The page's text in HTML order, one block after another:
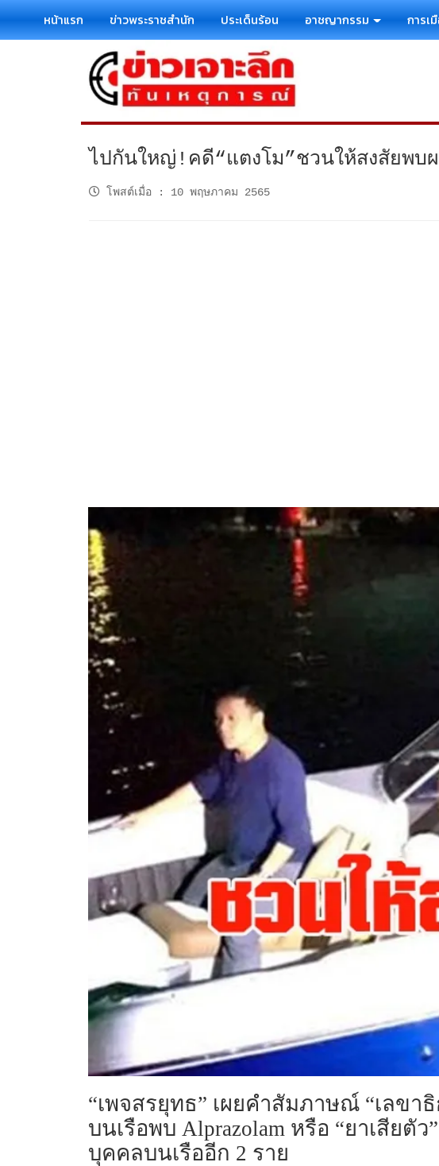
หน้าแรก ข่าวพระราชสำนัก ประเด็นร้อน อาชญากรรม การเ
ไปกันใหญ่!คดี“แตงโม”ชวนให้สงสัยพบ
โพสต์เมื่อ : 10 พฤษภาคม 2565
“เพจสรยุทธ” เผยคำสัมภาษณ์ “เลข
บนเรือพบ Alprazolam หรือ “ยาเสีย
บุคคลบนเรืออีก 2 ราย